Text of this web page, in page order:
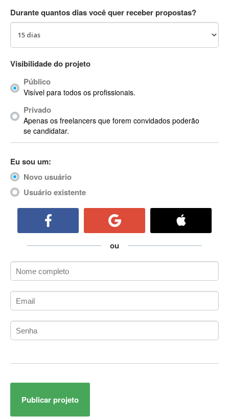
AccountMate
ACDSee
ACID Pro
ACPI
Acrobat X
ACT
Actian
Actimize
ActionScript 3
Active Directory
ActiveCollab
ActiveX
ActiveX Data Objects (ADO)
Ada
Adianti Framework
ADK
Administração
Administração de Artistas e Repertórios
Administração de Redes
Administração PostgreSQL
ADO.NET Entity Framework
Durante quantos dias você quer receber propostas?
Visibilidade do projeto
Público
Visível para todos os profissionais.
Privado
Apenas os freelancers que forem convidados poderão
se candidatar.
Eu sou um:
Novo usuário
Usuário existente
ou
Publicar projeto